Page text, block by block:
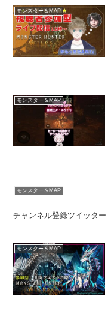
モンスター＆MAP
モンスター＆MAP
モンスター＆MAP
チャンネル登録ツイッター
モンスター＆MAP